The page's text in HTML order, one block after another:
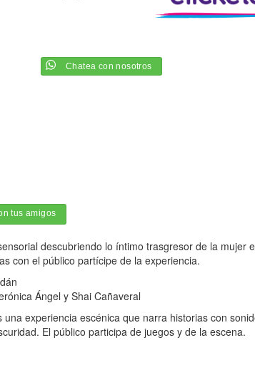
Chatea con nosotros
tus amigos
descubriendo lo íntimo trasgresor de la
con el público partícipe de la experiencia.
Ángel y Shai Cañaveral
una experiencia escénica que narra historias con
El público participa de juegos y de la escena.